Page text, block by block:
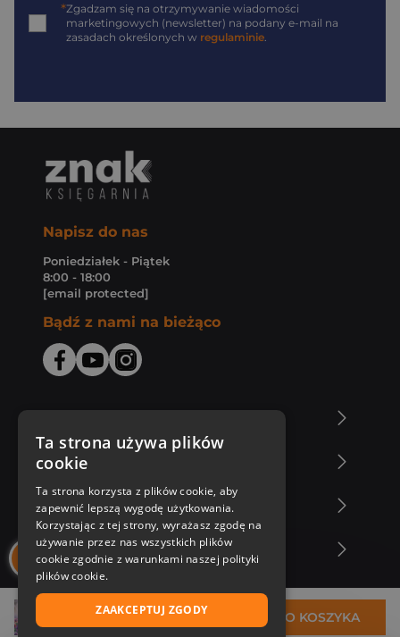
36,38 zł DO KOSZYKA
*Zgadzam się na otrzymywanie wiadomości
marketingowych (newsletter) na podany e-mail na
zasadach określonych w regulaminie.
Napisz do nas
Poniedziałek - Piątek
8:00 - 18:00
[email protected]
Bądź z nami na bieżąco
Zakupy u nas
Nasza oferta
Nasi autorzy
Ta strona używa plików
cookie
Ta strona korzysta z plików cookie, aby
zapewnić lepszą wygodę użytkowania.
Korzystając z tej strony, wyrażasz zgodę na
używanie przez nas wszystkich plików
cookie zgodnie z warunkami naszej polityki
plików cookie.
ZAAKCEPTUJ ZGODY